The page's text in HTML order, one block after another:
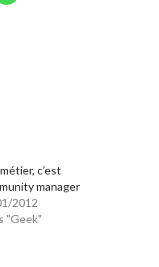
c’est
manager
2012
"Geek"